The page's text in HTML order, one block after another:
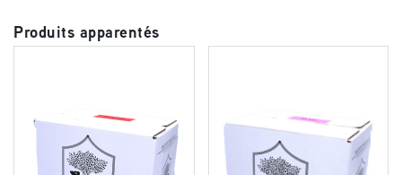
Produits apparentés